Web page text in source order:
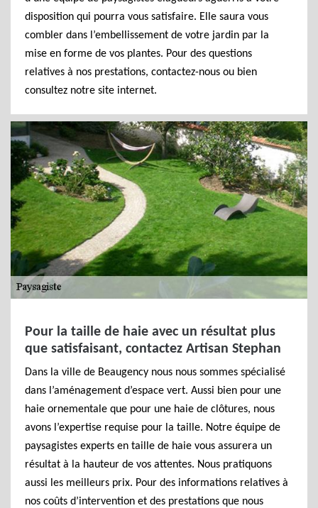
disposition qui pourra vous satisfaire. Elle saura vous
combler dans l’embellissement de votre jardin par la
mise en forme de vos plantes. Pour des questions
relatives à nos prestations, contactez-nous ou bien
consultez notre site internet.
Pour la taille de haie avec un résultat plus
que satisfaisant, contactez Artisan Stephan
Dans la ville de Beaugency nous nous sommes spécialisé
dans l’aménagement d’espace vert. Aussi bien pour une
haie ornementale que pour une haie de clôtures, nous
avons l’expertise requise pour la taille. Notre équipe de
paysagistes experts en taille de haie vous assurera un
résultat à la hauteur de vos attentes. Nous pratiquons
aussi les meilleurs prix. Pour des informations relatives à
nos coûts d’intervention et des prestations que nous